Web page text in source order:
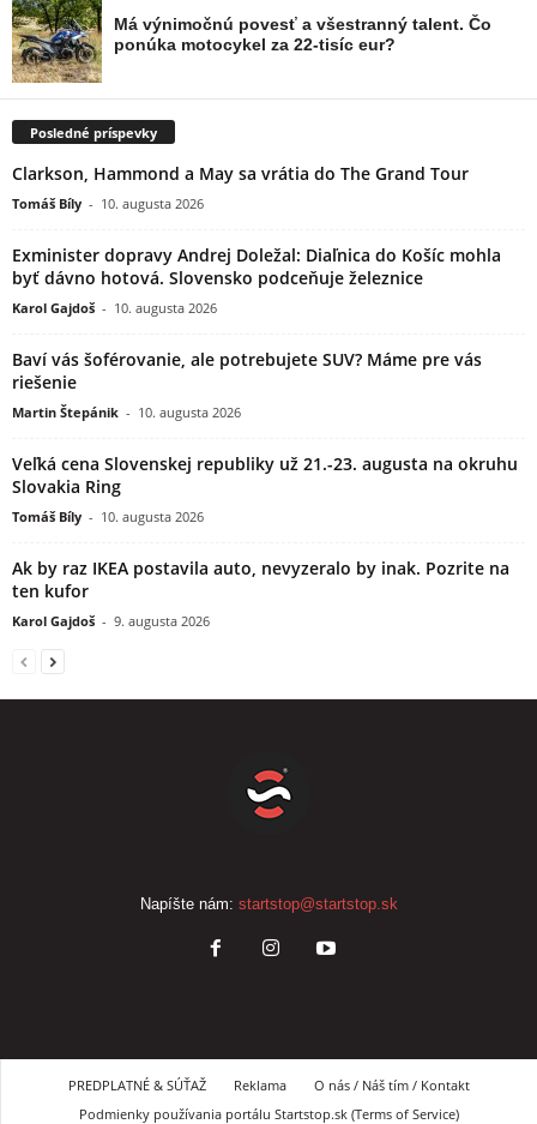
Posledné príspevky
Clarkson, Hammond a May sa vrátia do The Grand Tour
Tomáš Bíly - 10. augusta 2026
Exminister dopravy Andrej Doležal: Diaľnica do Košíc mohla
byť dávno hotová. Slovensko podceňuje železnice
Karol Gajdoš - 10. augusta 2026
Baví vás šoférovanie, ale potrebujete SUV? Máme pre vás
riešenie
Martin Štepánik - 10. augusta 2026
Veľká cena Slovenskej republiky už 21.-23. augusta na okruhu
Slovakia Ring
Tomáš Bíly - 10. augusta 2026
Ak by raz IKEA postavila auto, nevyzeralo by inak. Pozrite na
ten kufor
Karol Gajdoš - 9. augusta 2026
Napíšte nám: startstop@startstop.sk
PREDPLATNÉ & SÚŤAŽ Reklama
O nás / Náš tím / Kontakt
Podmienky používania portálu Startstop.sk (Terms of Service)